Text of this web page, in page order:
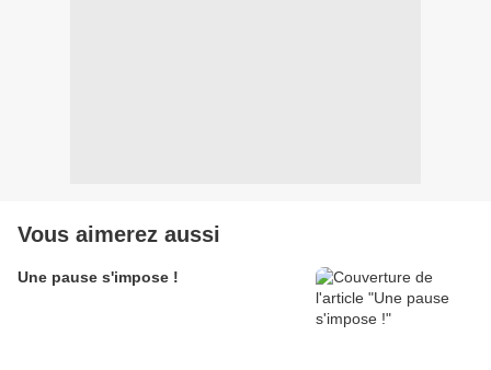
Vous aimerez aussi
Une pause s'impose !